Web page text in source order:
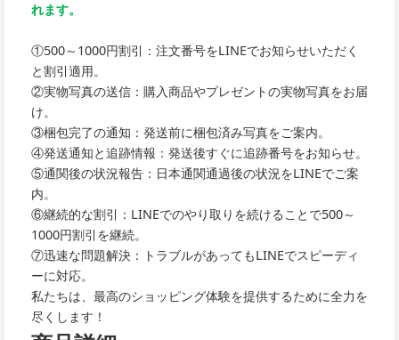
れます。
①500～1000円割引：注文番号をLINEでお知らせいただく
と割引適用。
②実物写真の送信：購入商品やプレゼントの実物写真をお届
け。
③梱包完了の通知：発送前に梱包済み写真をご案内。
④発送通知と追跡情報：発送後すぐに追跡番号をお知らせ。
⑤通関後の状況報告：日本通関通過後の状況をLINEでご案
内。
⑥継続的な割引：LINEでのやり取りを続けることで500～
1000円割引を継続。
⑦迅速な問題解決：トラブルがあってもLINEでスピーディ
ーに対応。
私たちは、最高のショッピング体験を提供するために全力を
尽くします！